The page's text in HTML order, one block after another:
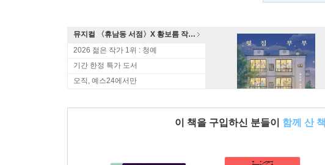
뮤지컬 〈휴남동 서점〉X 황보름 작가 북토크
2026 젊은 작가 1위 : 청예
기간 한정 특가 도서
오직, 예스24에서만
이 책을 구입하신 분들이 함께 산 책